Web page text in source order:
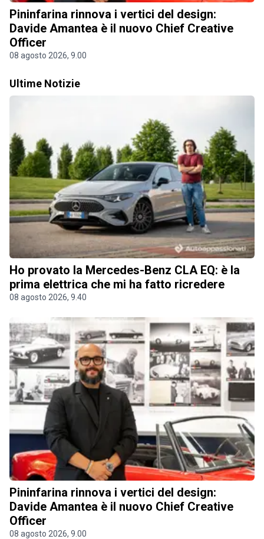
Pininfarina rinnova i vertici del design:
Davide Amantea è il nuovo Chief Creative
Officer
08 agosto 2026, 9.00
Ultime Notizie
Ho provato la Mercedes-Benz CLA EQ: è la
prima elettrica che mi ha fatto ricredere
08 agosto 2026, 9.40
Pininfarina rinnova i vertici del design:
Davide Amantea è il nuovo Chief Creative
Officer
08 agosto 2026, 9.00